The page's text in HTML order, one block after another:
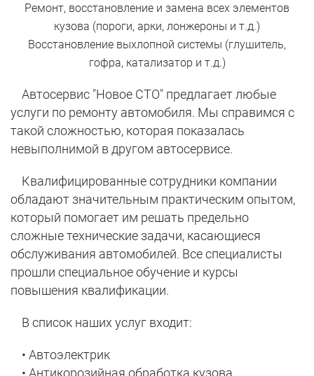
Ремонт, восстановление и замена всех элементов
кузова (пороги, арки, лонжероны и т.д.)
Восстановление выхлопной системы (глушитель,
гофра, катализатор и т.д.)
Автосервис "Новое СТО" предлагает любые
услуги по ремонту автомобиля. Мы справимся с
такой сложностью, которая показалась
невыполнимой в другом автосервисе.
Квалифицированные сотрудники компании
обладают значительным практическим опытом,
который помогает им решать предельно
сложные технические задачи, касающиеся
обслуживания автомобилей. Все специалисты
прошли специальное обучение и курсы
повышения квалификации.
В список наших услуг входит:
• Автоэлектрик
• Антикорозийная обработка кузова